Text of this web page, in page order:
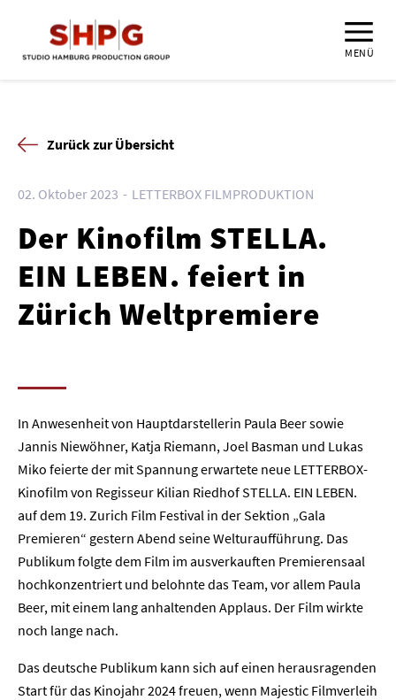
MENÜ
Zurück zur Übersicht
02. Oktober 2023 LETTERBOX FILMPRODUKTION
Der Kinofilm STELLA.
EIN LEBEN. feiert in
Zürich Weltpremiere
In Anwesenheit von Hauptdarstellerin Paula Beer sowie
Jannis Niewöhner, Katja Riemann, Joel Basman und Lukas
Miko feierte der mit Spannung erwartete neue LETTERBOX-
Kinofilm von Regisseur Kilian Riedhof STELLA. EIN LEBEN.
auf dem 19. Zurich Film Festival in der Sektion „Gala
Premieren“ gestern Abend seine Welturaufführung. Das
Publikum folgte dem Film im ausverkauften Premierensaal
hochkonzentriert und belohnte das Team, vor allem Paula
Beer, mit einem lang anhaltenden Applaus. Der Film wirkte
noch lange nach.
Das deutsche Publikum kann sich auf einen herausragenden
Start für das Kinojahr 2024 freuen, wenn Majestic Filmverleih